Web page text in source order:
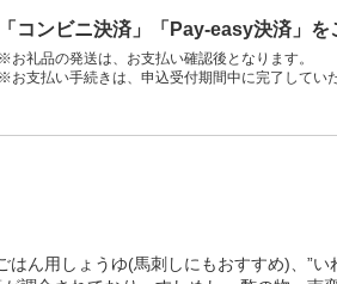
「コンビニ決済」「Pay-easy決済」
※お礼品の発送は、お支払い確認後となります。
※お支払い手続きは、申込受付期間中に完了してい
ん用しょうゆ(馬刺しにもおすすめ)、”